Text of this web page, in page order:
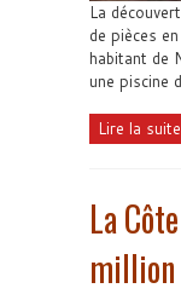
La
de pièces
habitant de
une piscine
Lire la
La